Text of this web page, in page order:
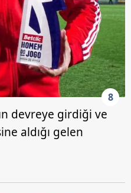
8
devreye girdiği ve
aldığı gelen